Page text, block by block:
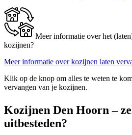
Meer informatie over het
kozijnen?
Meer informatie over kozijnen laten
Klik op de knop om alles te weten te
vervangen van je kozijnen.
Kozijnen Den Hoorn –
uitbesteden?